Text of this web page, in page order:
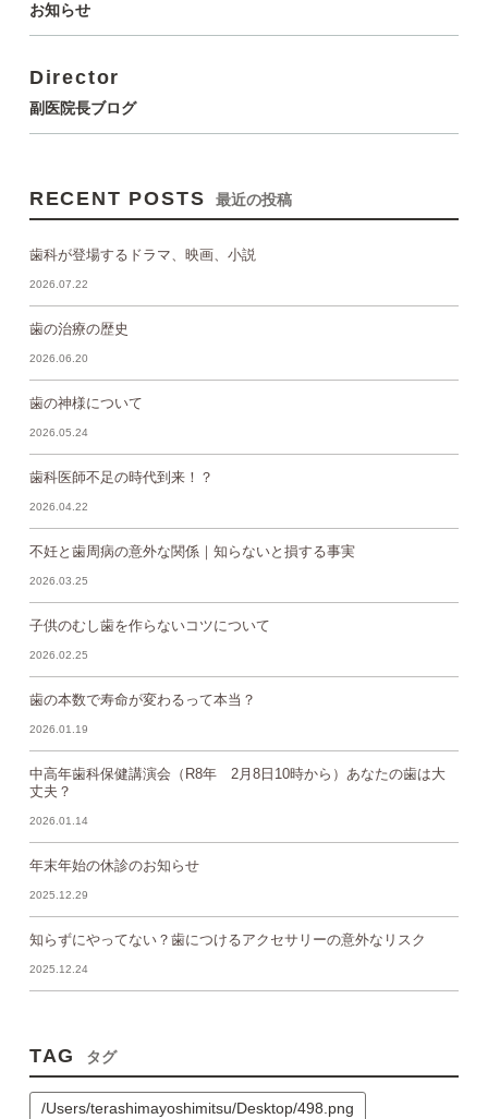
お知らせ
Director
副医院長ブログ
RECENT POSTS 最近の投稿
歯科が登場するドラマ、映画、小説
2026.07.22
歯の治療の歴史
2026.06.20
歯の神様について
2026.05.24
歯科医師不足の時代到来！？
2026.04.22
不妊と歯周病の意外な関係｜知らないと損する事実
2026.03.25
子供のむし歯を作らないコツについて
2026.02.25
歯の本数で寿命が変わるって本当？
2026.01.19
中高年歯科保健講演会（R8年 2月8日10時から）あなたの歯は大
丈夫？
2026.01.14
年末年始の休診のお知らせ
2025.12.29
知らずにやってない？歯につけるアクセサリーの意外なリスク
2025.12.24
TAG タグ
/Users/terashimayoshimitsu/Desktop/498.png